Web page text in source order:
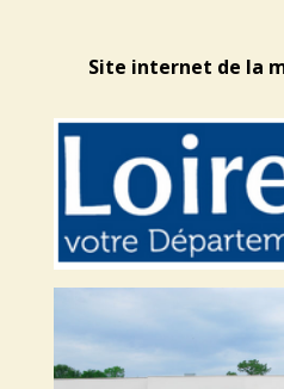
Site internet de la